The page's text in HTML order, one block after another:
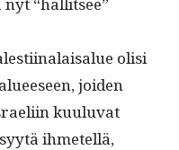
olisi
joiden
kuu­lu­vat
ihme­tel­lä,